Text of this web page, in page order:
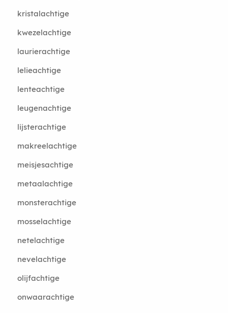
kristalachtige
kwezelachtige
laurierachtige
lelieachtige
lenteachtige
leugenachtige
lijsterachtige
makreelachtige
meisjesachtige
metaalachtige
monsterachtige
mosselachtige
netelachtige
nevelachtige
olijfachtige
onwaarachtige